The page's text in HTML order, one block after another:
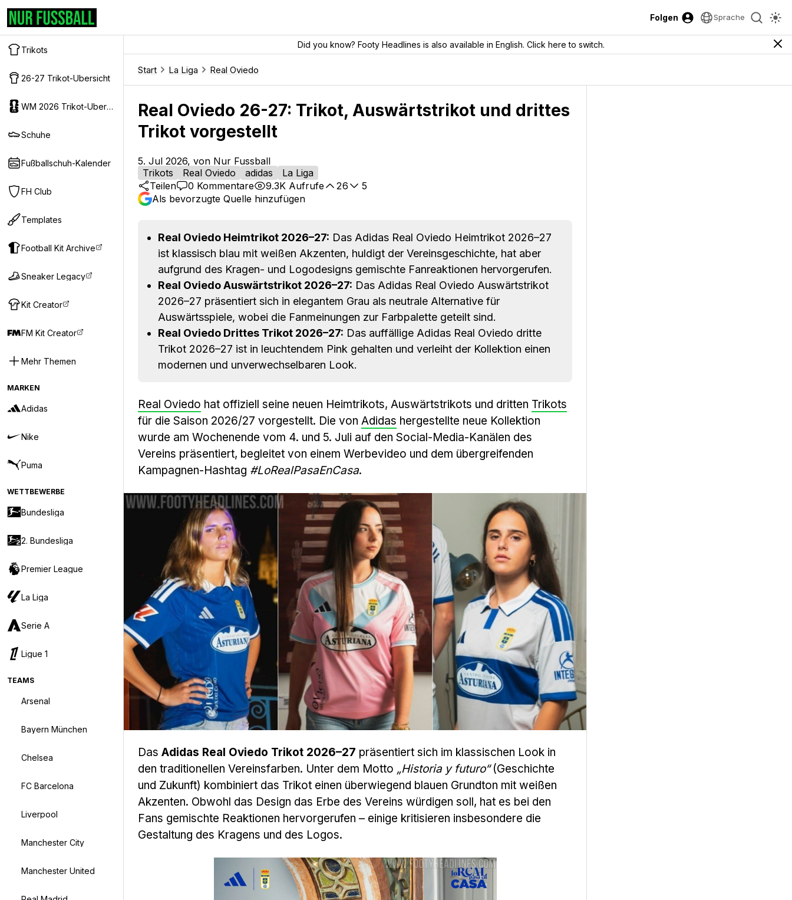
Folgen Sprache
Trikots
26-27 Trikot-Ubersicht
WM 2026 Trikot-Ubersicht
Schuhe
Fußballschuh-Kalender
FH Club
Templates
Football Kit Archive
Sneaker Legacy
Kit Creator
FM Kit Creator
Mehr Themen
MARKEN
Adidas
Nike
Puma
WETTBEWERBE
Bundesliga
2. Bundesliga
Premier League
La Liga
Serie A
Ligue 1
TEAMS
Arsenal
Bayern München
Chelsea
FC Barcelona
Liverpool
Manchester City
Manchester United
Did you know? Footy Headlines is also available in English. Click here to switch.
Start La Liga Real Oviedo
Real Oviedo 26-27: Trikot, Auswärtstrikot und drittes
Trikot vorgestellt
5. Jul 2026, von Nur Fussball
Trikots
Real Oviedo adidas
La Liga
Teilen
0 Kommentare 9.3K Aufrufe 26
5
Als bevorzugte Quelle hinzufügen
Real Oviedo Heimtrikot 2026–27: Das Adidas Real Oviedo Heimtrikot 2026–27
ist klassisch blau mit weißen Akzenten, huldigt der Vereinsgeschichte, hat aber
aufgrund des Kragen- und Logodesigns gemischte Fanreaktionen hervorgerufen.
Real Oviedo Auswärtstrikot 2026–27: Das Adidas Real Oviedo Auswärtstrikot
2026–27 präsentiert sich in elegantem Grau als neutrale Alternative für
Auswärtsspiele, wobei die Fanmeinungen zur Farbpalette geteilt sind.
Real Oviedo Drittes Trikot 2026–27: Das auffällige Adidas Real Oviedo dritte
Trikot 2026–27 ist in leuchtendem Pink gehalten und verleiht der Kollektion einen
modernen und unverwechselbaren Look.
Real Oviedo hat offiziell seine neuen Heimtrikots, Auswärtstrikots und dritten Trikots
für die Saison 2026/27 vorgestellt. Die von Adidas hergestellte neue Kollektion
wurde am Wochenende vom 4. und 5. Juli auf den Social-Media-Kanälen des
Vereins präsentiert, begleitet von einem Werbevideo und dem übergreifenden
Kampagnen-Hashtag #LoRealPasaEnCasa.
Das Adidas Real Oviedo Trikot 2026–27 präsentiert sich im klassischen Look in
den traditionellen Vereinsfarben. Unter dem Motto „Historia y futuro“(Geschichte
und Zukunft) kombiniert das Trikot einen überwiegend blauen Grundton mit weißen
Akzenten. Obwohl das Design das Erbe des Vereins würdigen soll, hat es bei den
Fans gemischte Reaktionen hervorgerufen – einige kritisieren insbesondere die
Gestaltung des Kragens und des Logos.